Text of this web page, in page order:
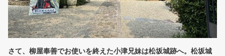
さて、柳屋奉善でお使いを終えた小津兄妹は松坂城跡へ。松坂城